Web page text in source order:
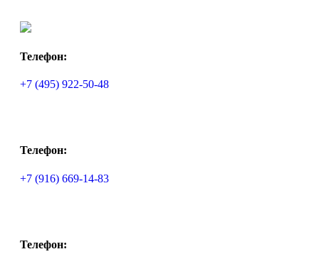
Телефон:
+7 (495) 922-50-48
Телефон:
+7 (916) 669-14-83
Телефон: